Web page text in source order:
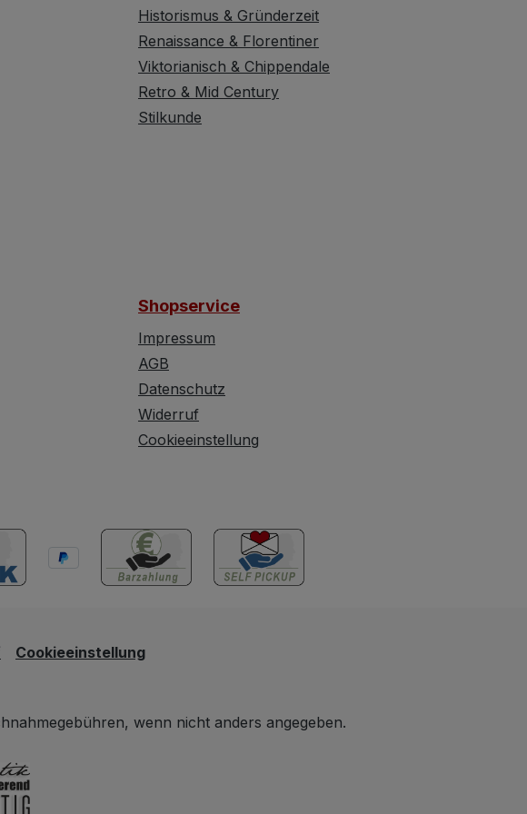
Historismus & Gründerzeit
Renaissance & Florentiner
Viktorianisch & Chippendale
Retro & Mid Century
Stilkunde
Shopservice
Impressum
AGB
Datenschutz
Widerruf
Cookieeinstellung
Cookieeinstellung
wenn nicht anders angegeben.